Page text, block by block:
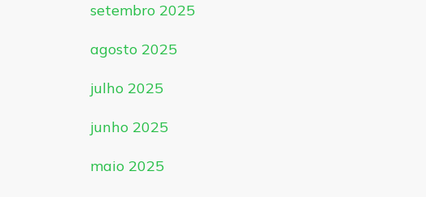
setembro 2025
agosto 2025
julho 2025
junho 2025
maio 2025